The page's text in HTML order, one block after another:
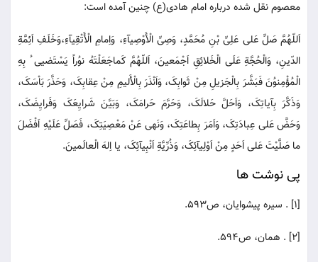
معصوم نقل شده درباره امام هادی(ع) چنین آمده است:
اَللّهُمَّ صَلِّ عَلی عَلِیِّ بْنِ مُحَمَّدٍ، وَصِیِّ الْأَوْصِیآءِ، وَاِمامِ الْأَتْقِیآءِ،وَخَلَفِ اَئِمَّةِ
الدّینِ، وَالْحُجَّةِ عَلَی الْخَلائِقِ اَجْمَعینَ، اَللّهُمَّ کَماجَعَلْتَهُ نوُراً یَسْتَضیی ُ بِهِ
الْمُؤْمِنوُنَ فَبَشَّرَ بِالْجَزیلِ مِنْ ثَوابِکَ، وَاَنْذَرَ بِالْأَلیمِ مِنْ عِقابِکَ، وَحَذَّرَ بَاْسَکَ،
وَذَکَّرَ بِآیاتِکَ، وَاَحَلَّ حَلالَکَ، وَحَرَّمَ حَرامَکَ، وَبَیَّنَ شَرایِعَکَ وَفَرایِضَکَ،
وَحَضَّ عَلی عِبادَتِکَ، وَاَمَرَ بِطاعَتِکَ، وَنَهی عَنْ مَعْصِیَتِکَ، فَصَلِّ عَلَیْهِ اَفْضَلَ
ما صَلَّیْتَ عَلی اَحَدٍ مِنْ اَوْلِیآئِکَ، وَذُرِّیَّةِ اَنْبِیآئِکَ، یا اِلهَ الْعالَمینَ.
پی نوشت ها
[1] . سیره پیشوایان، ص593.
[2] . همان، ص594.